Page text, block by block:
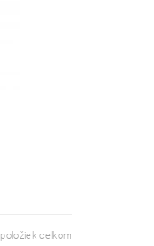
položiek celkom